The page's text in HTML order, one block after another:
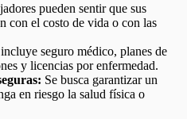
pueden sentir que sus
con el costo de vida o con las
seguro médico, planes de
y licencias por enfermedad.
Se busca garantizar un
en riesgo la salud física o